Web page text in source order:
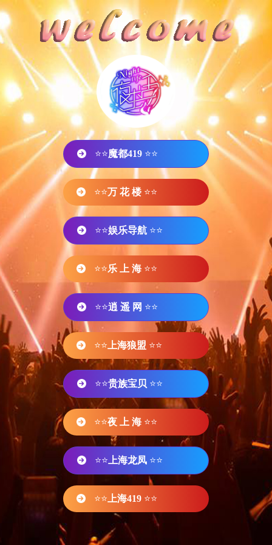
⭐⭐魔都419 ⭐⭐
⭐⭐万 花 楼 ⭐⭐
⭐⭐娱乐导航 ⭐⭐
⭐⭐乐 上 海 ⭐⭐
⭐⭐逍 遥 网 ⭐⭐
⭐⭐ 上海狼盟 ⭐⭐
⭐⭐贵族宝贝 ⭐⭐
⭐⭐夜 上 海 ⭐⭐
⭐⭐ 上海龙凤 ⭐⭐
⭐⭐ 上海419 ⭐⭐